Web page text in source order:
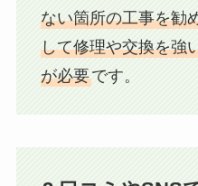
ない箇所の工事を勧
して修理や交換を強
が必要です。